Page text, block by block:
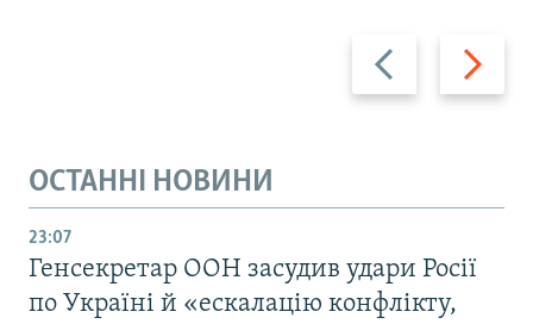
Назад Вперед
ОСТАННІ НОВИНИ
23:07
Генсекретар ООН засудив удари Росії
по Україні й «ескалацію конфлікту,